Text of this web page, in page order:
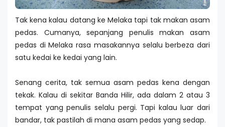
Tak kena kalau datang ke Melaka tapi tak makan asam
pedas. Cumanya, sepanjang penulis makan asam
pedas di Melaka rasa masakannya selalu berbeza dari
satu kedai ke kedai yang lain.
Senang cerita, tak semua asam pedas kena dengan
tekak. Kalau di sekitar Banda Hilir, ada dalam 2 atau 3
tempat yang penulis selalu pergi. Tapi kalau luar dari
bandar, tak pastilah di mana asam pedas yang sedap.